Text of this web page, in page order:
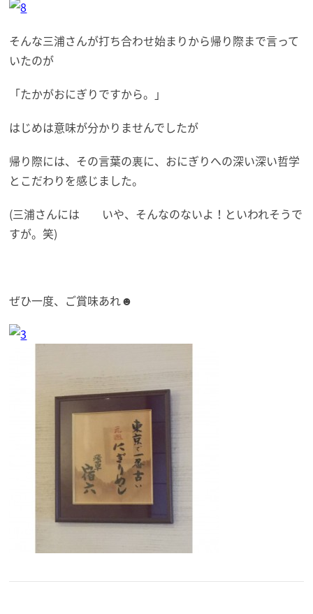
そんな三浦さんが打ち合わせ始まりから帰り際まで言って
いたのが
「たかがおにぎりですから。」
はじめは意味が分かりませんでしたが
帰り際には、その言葉の裏に、おにぎりへの深い深い哲学
とこだわりを感じました。
(三浦さんには いや、そんなのないよ！といわれそうで
すが。笑)
ぜひ一度、ご賞味あれ☻